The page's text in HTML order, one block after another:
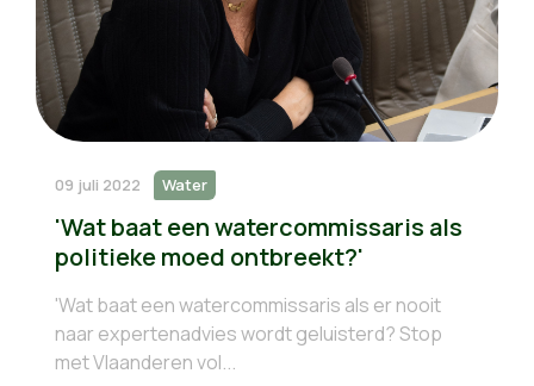
09 juli 2022 Water
'Wat baat een watercommissaris als
politieke moed ontbreekt?'
'Wat baat een watercommissaris als er nooit
naar expertenadvies wordt geluisterd? Stop
met Vlaanderen vol...